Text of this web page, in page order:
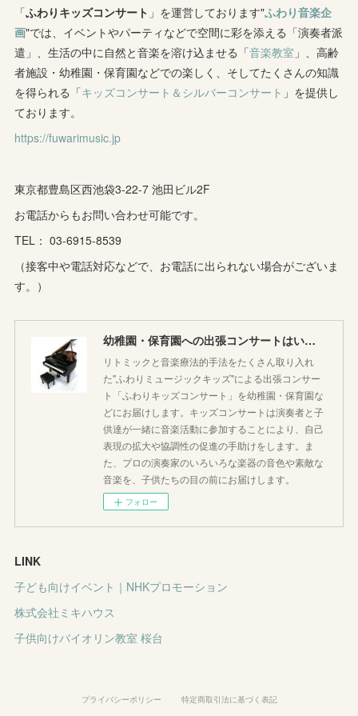
(1
(5 )
(9
(1)
(6)
(5)
(7 )
(8
(8)
(3)
(7)
(10
(7)
(
(8)
(6)
(4)
(2)
(3)
(7)
( 4)
5)
(7)
(9)
(3)
「ふわりキッズコンサート 」を運営しております"ふわり音楽企
画"では、イベントやパーティなどで空間に彩を添える「演奏者派
遣」、生活の中に自然と音楽を溶け込ませる「音楽教室 」、高齢
者施設・幼稚園・保育園などでの楽しく、そしてたくさんの知識
を得られる「キッズコンサート＆シルバーコンサート 」を提供し
ております。
https://fuwarimusic.jp
東京都豊島区西池袋3-22-7 池田ビル2F
お電話からもお問い合わせ可能です。
TEL： 03-6915-8539
（接客中や電話対応などで、お電話に出られない場合がございま
す。）
幼稚園・保育園への出張コンサートはいかがですか♪
リトミックと音楽療法的手法をたくさん取り入れ
た"ふわりミュージックキッズ"による出張コンサー
ト「ふわりキッズコンサート」を幼稚園・保育園な
どにお届けします。キッズコンサートは演奏者と子
供達が一緒に音楽活動に参加することにより、自己
表現の拡大や協調性の促進の手助けをします。ま
た、プロの演奏家のいろいろな楽器の音色や素敵な
音楽を、子供たちの目の前にお届けします。
フォロー
LINK
子ども向けイベント｜NHKプロモーション
株式会社ミキハウス
子供向けバイオリン教室 桜台
プライバシーポリシー 特定商取引法に基づく表記